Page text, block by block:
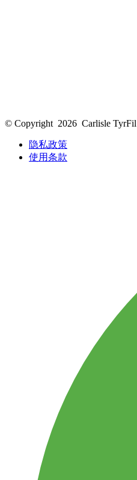
© Copyright 2026 Carlisle TyrFil
隐私政策
使用条款